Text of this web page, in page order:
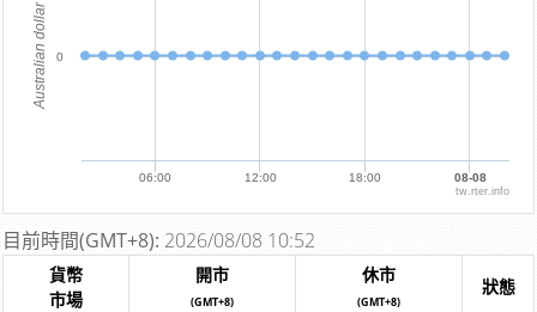
Australian dollar
06:00 12:00 18:00 08-08
0
tw.rter.info
目前時間(GMT+8): 2026/08/08 10:52
貨幣
市場
開市
(GMT+8)
休市
(GMT+8)
狀態